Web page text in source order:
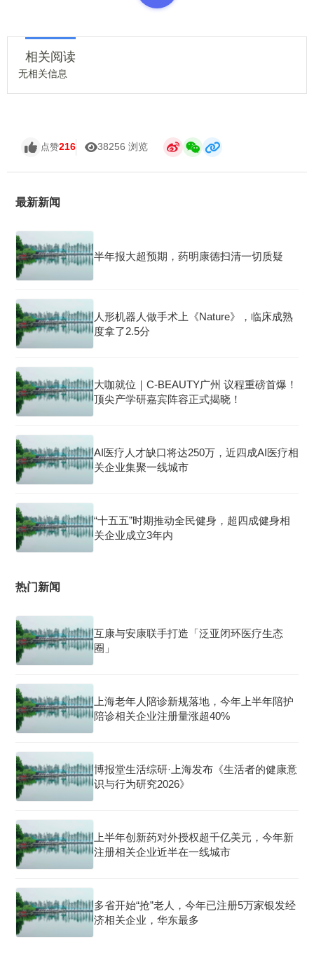
相关阅读
无相关信息
点赞216 38256 浏览
最新新闻
半年报大超预期，药明康德扫清一切质疑
人形机器人做手术上《Nature》，临床成熟
度拿了2.5分
大咖就位｜C-BEAUTY广州 议程重磅首爆！
顶尖产学研嘉宾阵容正式揭晓！
AI医疗人才缺口将达250万，近四成AI医疗相
关企业集聚一线城市
“十五五”时期推动全民健身，超四成健身相
关企业成立3年内
热门新闻
互康与安康联手打造「泛亚闭环医疗生态
圈」
上海老年人陪诊新规落地，今年上半年陪护
陪诊相关企业注册量涨超40%
博报堂生活综研·上海发布《生活者的健康意
识与行为研究2026》
上半年创新药对外授权超千亿美元，今年新
注册相关企业近半在一线城市
多省开始“抢”老人，今年已注册5万家银发经
济相关企业，华东最多